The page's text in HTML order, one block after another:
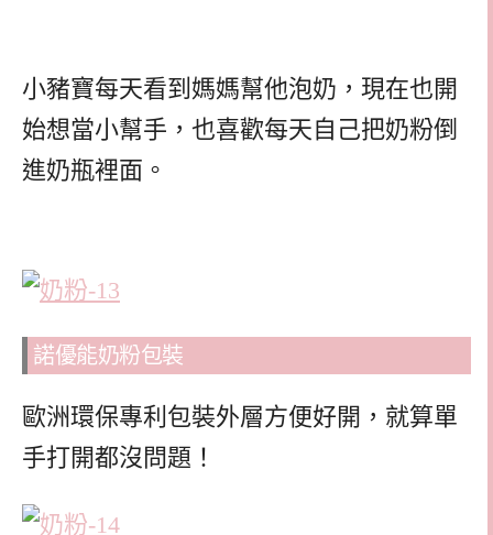
小豬寶每天看到媽媽幫他泡奶，現在也開
始想當小幫手，也喜歡每天自己把奶粉倒
進奶瓶裡面。
諾優能奶粉包裝
歐洲環保專利包裝外層方便好開，就算單
手打開都沒問題！